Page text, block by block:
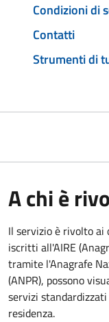
Condizioni di
Contatti
Strumenti di
A chi è
Il servizio è rivolto
iscritti all'AIRE
tramite l'Anagrafe
(ANPR), possono
servizi
residenza.